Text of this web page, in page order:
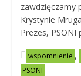
zawdzięczamy
Krystynie
Prezes, PSONI
wspomnienie ,
PSONI